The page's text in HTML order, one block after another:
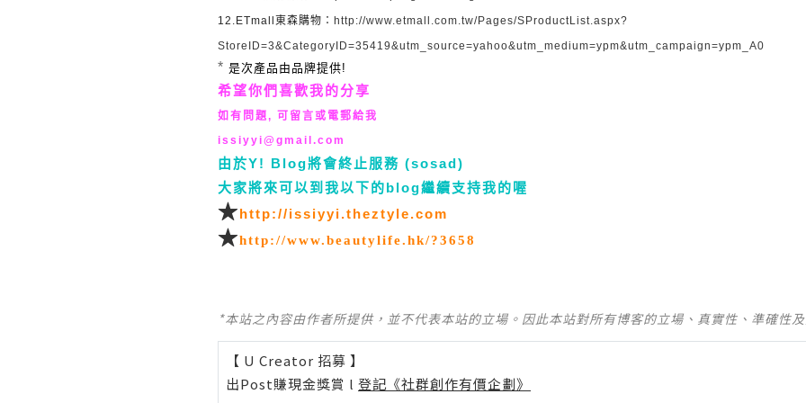
12.ETmall 東森購物： http://www.etmall.com.tw/Pages/SProductList.aspx?
StoreID=3&CategoryID=35419&utm_source=yahoo&utm_medium=ypm&utm_campaign=ypm_A0
* 是次產品由品牌提供!
希望你們喜歡我的分享
如有問題, 可留言或電郵給我
issiyyi@gmail.com
由於Y! Blog將會終止服務 (sosad)
大家將來可以到我以下的blog繼續支持我的喔
★http://issiyyi.theztyle.com
★http://www.beautylife.hk/?3658
*本站之內容由作者所提供，並不代表本站的立場。因此本站對所有博客的立場、真實性、準確性
【 U Creator 招募 】
出Post賺現金獎賞 l 登記《社群創作有價企劃》